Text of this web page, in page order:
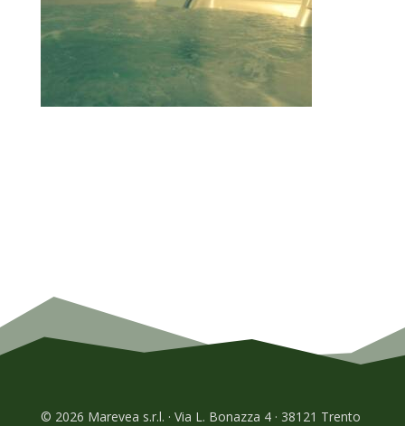
© 2026 Marevea s.r.l. · Via L. Bonazza 4 · 38121 Trento